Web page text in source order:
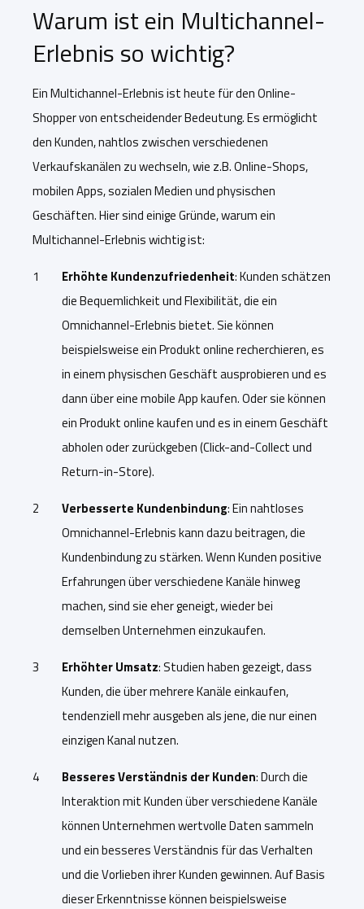
Warum ist ein Multichannel-
Erlebnis so wichtig?
Ein Multichannel-Erlebnis ist heute für den Online-
Shopper von entscheidender Bedeutung. Es ermöglicht
den Kunden, nahtlos zwischen verschiedenen
Verkaufskanälen zu wechseln, wie z.B. Online-Shops,
mobilen Apps, sozialen Medien und physischen
Geschäften. Hier sind einige Gründe, warum ein
Multichannel-Erlebnis wichtig ist:
Erhöhte Kundenzufriedenheit: Kunden schätzen
die Bequemlichkeit und Flexibilität, die ein
Omnichannel-Erlebnis bietet. Sie können
beispielsweise ein Produkt online recherchieren, es
in einem physischen Geschäft ausprobieren und es
dann über eine mobile App kaufen. Oder sie können
ein Produkt online kaufen und es in einem Geschäft
abholen oder zurückgeben (Click-and-Collect und
Return-in-Store).
Verbesserte Kundenbindung: Ein nahtloses
Omnichannel-Erlebnis kann dazu beitragen, die
Kundenbindung zu stärken. Wenn Kunden positive
Erfahrungen über verschiedene Kanäle hinweg
machen, sind sie eher geneigt, wieder bei
demselben Unternehmen einzukaufen.
Erhöhter Umsatz: Studien haben gezeigt, dass
Kunden, die über mehrere Kanäle einkaufen,
tendenziell mehr ausgeben als jene, die nur einen
einzigen Kanal nutzen.
Besseres Verständnis der Kunden: Durch die
Interaktion mit Kunden über verschiedene Kanäle
können Unternehmen wertvolle Daten sammeln
und ein besseres Verständnis für das Verhalten
und die Vorlieben ihrer Kunden gewinnen. Auf Basis
dieser Erkenntnisse können beispielsweise